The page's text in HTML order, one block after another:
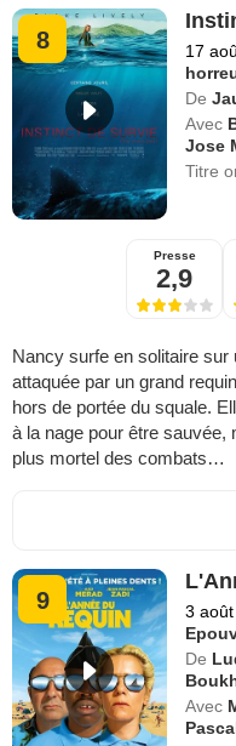
8 17
De
Avec
Jose
Titre
Presse
2,9
Nancy surfe en solitaire sur
attaquée par un grand
hors de portée du squale.
à la nage pour être sauvée,
plus mortel des combats…
9 3
De
Avec